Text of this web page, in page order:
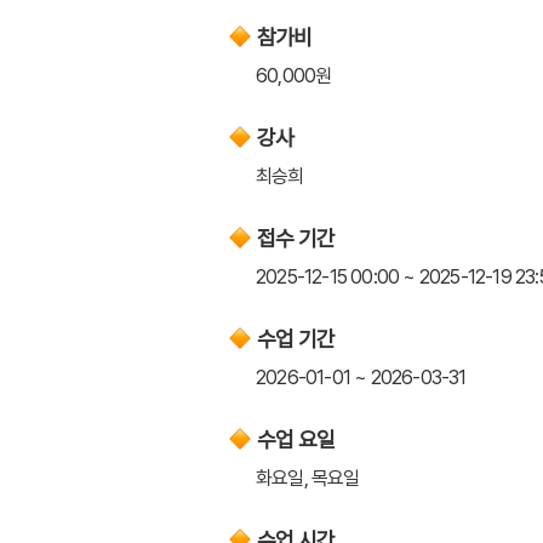
참가비
60,000원
강사
최승희
접수 기간
2025-12-15 00:00 ~ 2025-12-19
수업 기간
2026-01-01 ~ 2026-03-31
수업 요일
화요일, 목요일